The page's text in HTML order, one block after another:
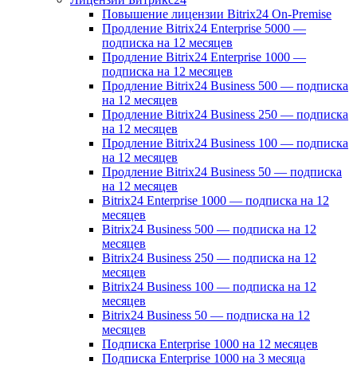
Повышение лицензии Bitrix24 On-Premise
Продление Bitrix24 Enterprise 5000 —
подписка на 12 месяцев
Продление Bitrix24 Enterprise 1000 —
подписка на 12 месяцев
Продление Bitrix24 Business 500 — подписка
на 12 месяцев
Продление Bitrix24 Business 250 — подписка
на 12 месяцев
Продление Bitrix24 Business 100 — подписка
на 12 месяцев
Продление Bitrix24 Business 50 — подписка
на 12 месяцев
Bitrix24 Enterprise 1000 — подписка на 12
месяцев
Bitrix24 Business 500 — подписка на 12
месяцев
Bitrix24 Business 250 — подписка на 12
месяцев
Bitrix24 Business 100 — подписка на 12
месяцев
Bitrix24 Business 50 — подписка на 12
месяцев
Подписка Enterprise 1000 на 12 месяцев
Подписка Enterprise 1000 на 3 месяца